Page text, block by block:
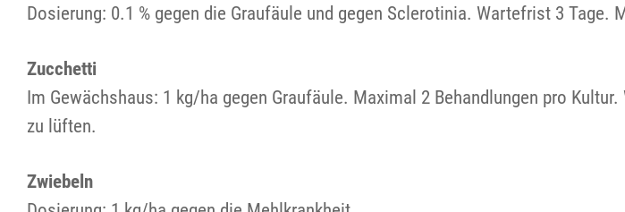
Dosierung: 0.1 % gegen die Graufäule und gegen Sclerotinia. Wartefrist 3 Tage.
Zucchetti
Im Gewächshaus: 1 kg/ha gegen Graufäule. Maximal 2 Behandlungen pro
zu lüften.
Zwiebeln